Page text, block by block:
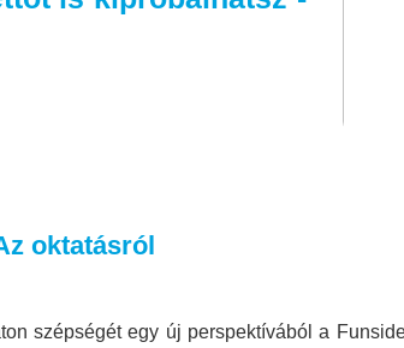
oktatásról
szépségét egy új perspektívából a